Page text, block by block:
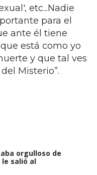
etc...Nadie
para el
ante él tiene
está como yo
y que tal ves
Misterio”.
orgulloso de
le salió al